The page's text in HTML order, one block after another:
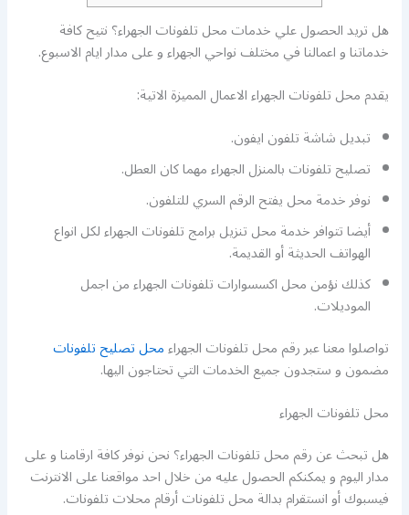
هل تريد الحصول علي خدمات محل تلفونات الجهراء؟ نتيح كافة
خدماتنا و اعمالنا في مختلف نواحي الجهراء و على مدار ايام الاسبوع.
يقدم محل تلفونات الجهراء الاعمال المميزة الاتية:
تبديل شاشة تلفون ايفون.
تصليح تلفونات بالمنزل الجهراء مهما كان العطل.
نوفر خدمة محل يفتح الرقم السري للتلفون.
أيضا تتوافر خدمة محل تنزيل برامج تلفونات الجهراء لكل انواع
الهواتف الحديثة أو القديمة.
كذلك نؤمن محل اكسسوارات تلفونات الجهراء من اجمل
الموديلات.
تواصلوا معنا عبر رقم محل تلفونات الجهراءمحل تصليح تلفونات
مضمون و ستجدون جميع الخدمات التي تحتاجون اليها.
محل تلفونات الجهراء
هل تبحث عن رقم محل تلفونات الجهراء؟ نحن نوفر كافة ارقامنا و على
مدار اليوم و يمكنكم الحصول عليه من خلال احد مواقعنا على الانترنت
فيسبوك أو انستقرام بدالة محل تلفونات أرقام محلات تلفونات.